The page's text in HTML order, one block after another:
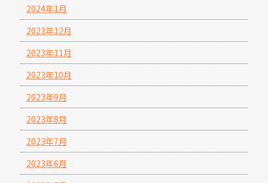
2024年1月
2023年12月
2023年11月
2023年10月
2023年9月
2023年8月
2023年7月
2023年6月